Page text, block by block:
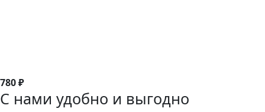
780 ₽
С нами удобно и выгодно